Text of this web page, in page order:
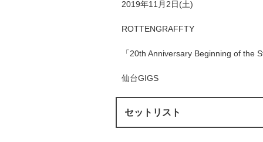
2019年11月2日(土)
ROTTENGRAFFTY
「20th Anniversary Beginning of the
仙台GIGS
セットリスト